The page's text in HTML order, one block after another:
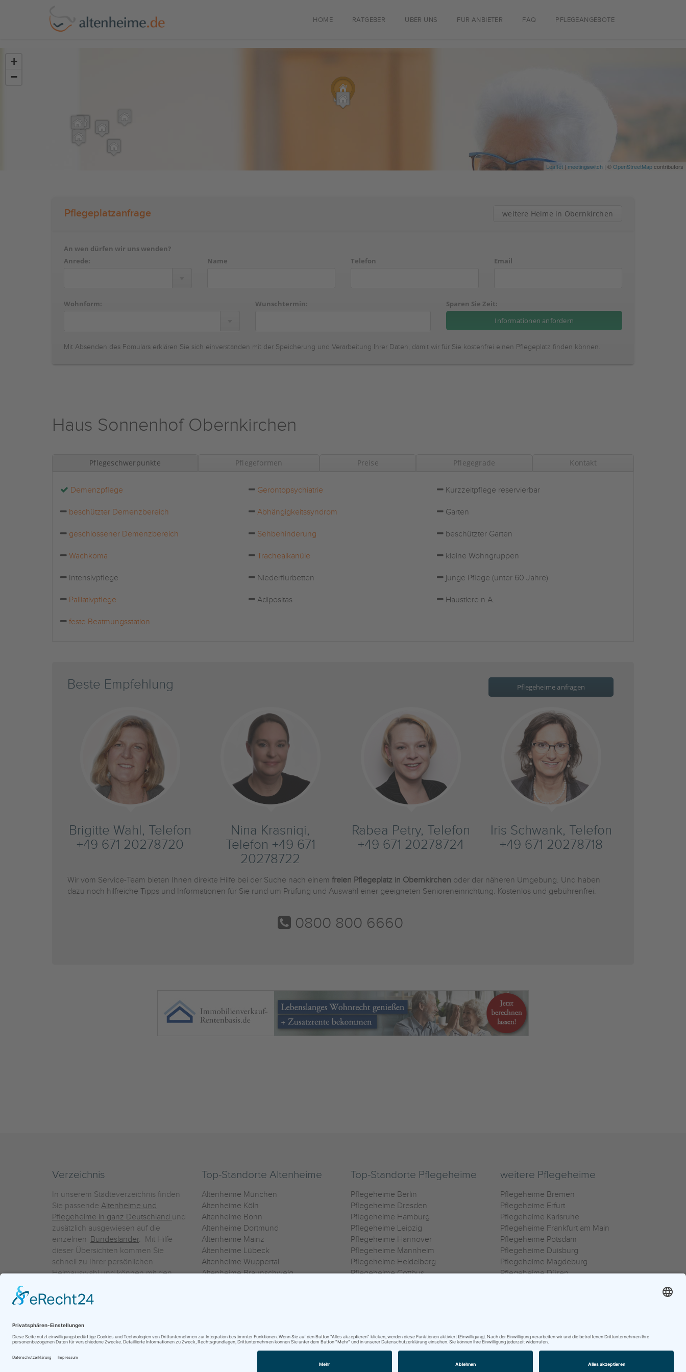
HOME RATGEBER ÜBER UNS FÜR ANBIETER FAQ PFLEGEANGEBOTE
+
−
Leaflet | meetingswitch | ©OpenStreetMapcontributors
Pflegeplatzanfrage weitere Heime in Obernkirchen
An wen dürfen wir uns wenden?
Anrede:
Name Telefon Email
Wohnform: Wunschtermin: Sparen Sie Zeit:
Mit Absenden des Fomulars erklären Sie sich einverstanden mit der Speicherung und Verarbeitung Ihrer Daten, damit wir für Sie kostenfrei einen Pflegeplatz finden können.
Haus Sonnenhof Obernkirchen
Pflegeschwerpunkte Pflegeformen Preise Pflegegrade Kontakt
Demenzpflege Gerontopsychiatrie Kurzzeitpflege reservierbar
beschützter Demenzbereich Abhängigkeitssyndrom Garten
geschlossener Demenzbereich Sehbehinderung beschützter Garten
Wachkoma Trachealkanüle kleine Wohngruppen
Intensivpflege Niederflurbetten junge Pflege (unter 60 Jahre)
Palliativpflege Adipositas Haustiere n.A.
feste Beatmungsstation
Beste Empfehlung Pflegeheime anfragen
Brigitte Wahl, Telefon
+49 671 20278720
Nina Krasniqi,
Telefon +49 671
20278722
Rabea Petry, Telefon
+49 671 20278724
Iris Schwank, Telefon
+49 671 20278718
Wir vom Service-Team bieten Ihnen direkte Hilfe bei der Suche nach einem freien Pflegeplatz in Obernkirchen oder der näheren Umgebung. Und haben
dazu noch hilfreiche Tipps und Informationen für Sie rund um Prüfung und Auswahl einer geeigneten Senioreneinrichtung. Kostenlos und gebührenfrei.
0800 800 6660
Verzeichnis
In unserem Städteverzeichnis finden
Sie passende Altenheime und
Pflegeheime in ganz Deutschland und
zusätzlich ausgewiesen auf die
einzelnen Bundesländer. Mit Hilfe
dieser Übersichten kommen Sie
schnell zu Ihrer persönlichen
Heimauswahl und können mit den
einzelnen Häuser Leistungsvergleiche
vornehmen.
Top-Standorte Altenheime
Altenheime München
Altenheime Köln
Altenheime Bonn
Altenheime Dortmund
Altenheime Mainz
Altenheime Lübeck
Altenheime Wuppertal
Altenheime Braunschweig
Top-Standorte Pflegeheime
Pflegeheime Berlin
Pflegeheime Dresden
Pflegeheime Hamburg
Pflegeheime Leipzig
Pflegeheime Hannover
Pflegeheime Mannheim
Pflegeheime Heidelberg
Pflegeheime Cottbus
weitere Pflegeheime
Pflegeheime Bremen
Pflegeheime Erfurt
Pflegeheime Karlsruhe
Pflegeheime Frankfurt am Main
Pflegeheime Potsdam
Pflegeheime Duisburg
Pflegeheime Magdeburg
Pflegeheime Düren
0800 800 666 0